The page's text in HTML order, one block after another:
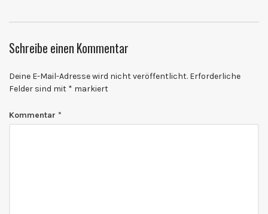
Schreibe einen Kommentar
Deine E-Mail-Adresse wird nicht veröffentlicht. Erforderliche
Felder sind mit * markiert
Kommentar *